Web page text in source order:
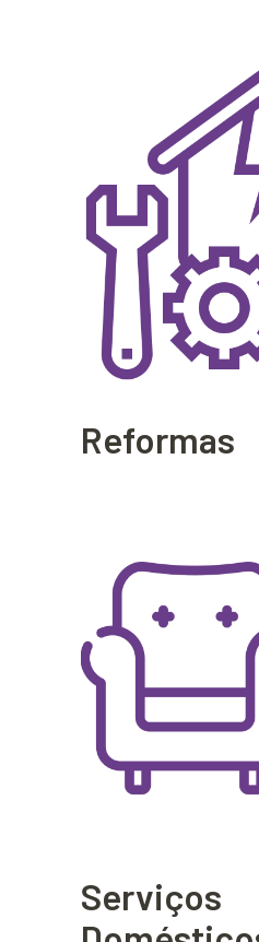
Reformas
Serviços